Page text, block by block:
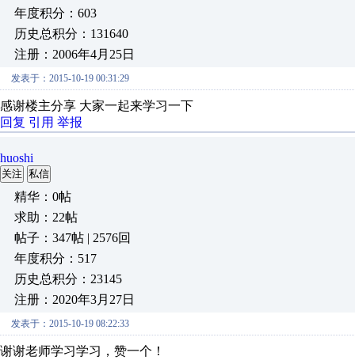
年度积分：603
历史总积分：131640
注册：2006年4月25日
发表于：2015-10-19 00:31:29
感谢楼主分享 大家一起来学习一下
回复 引用 举报
huoshi
关注 私信
精华：0帖
求助：22帖
帖子：347帖 | 2576回
年度积分：517
历史总积分：23145
注册：2020年3月27日
发表于：2015-10-19 08:22:33
谢谢老师学习学习，赞一个！